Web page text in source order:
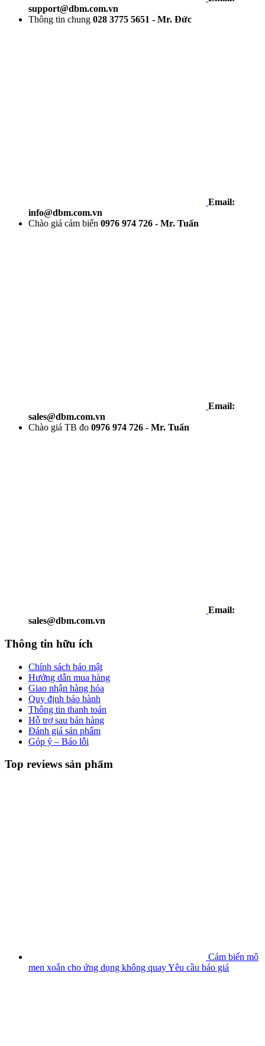
support@dbm.com.vn
Thông tin chung 028 3775 5651 - Mr. Đức
Email:
info@dbm.com.vn
Chào giá cảm biến 0976 974 726 - Mr. Tuấn
Email:
sales@dbm.com.vn
Chào giá TB đo 0976 974 726 - Mr. Tuấn
Email:
sales@dbm.com.vn
Thông tin hữu ích
Chính sách bảo mật
Hướng dẫn mua hàng
Giao nhận hàng hóa
Quy định bảo hành
Thông tin thanh toán
Hỗ trợ sau bán hàng
Đánh giá sản phẩm
Góp ý – Báo lỗi
Top reviews sản phẩm
Cảm biến mô
men xoắn cho ứng dụng không quayYêu cầu báo giá